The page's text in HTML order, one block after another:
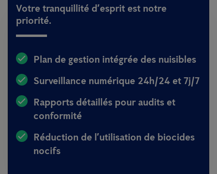
Votre tranquillité d’esprit est notre
priorité.
Plan de gestion intégrée des nuisibles
Surveillance numérique 24h/24 et 7j/7
Rapports détaillés pour audits et
conformité
Réduction de l’utilisation de biocides
nocifs